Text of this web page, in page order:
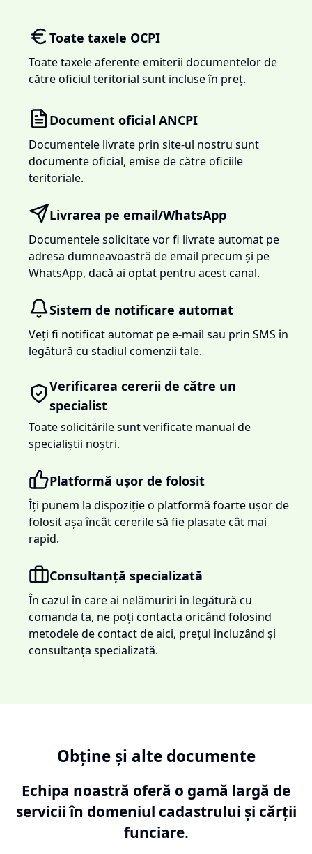
Toate taxele OCPI
Toate taxele aferente emiterii documentelor de
către oficiul teritorial sunt incluse în preț.
Document oficial ANCPI
Documentele livrate prin site-ul nostru sunt
documente oficial, emise de către oficiile
teritoriale.
Livrarea pe email/WhatsApp
Documentele solicitate vor fi livrate automat pe
adresa dumneavoastră de email precum și pe
WhatsApp, dacă ai optat pentru acest canal.
Sistem de notificare automat
Veți fi notificat automat pe e-mail sau prin SMS în
legătură cu stadiul comenzii tale.
Verificarea cererii de către un
specialist
Toate solicitările sunt verificate manual de
specialiștii noștri.
Platformă ușor de folosit
Îți punem la dispoziție o platformă foarte ușor de
folosit așa încât cererile să fie plasate cât mai
rapid.
Consultanță specializată
În cazul în care ai nelămuriri în legătură cu
comanda ta, ne poți contacta oricând folosind
metodele de contact de aici, prețul incluzând și
consultanța specializată.
Obține și alte documente
Echipa noastră oferă o gamă largă de
servicii în domeniul cadastrului și cărții
funciare.